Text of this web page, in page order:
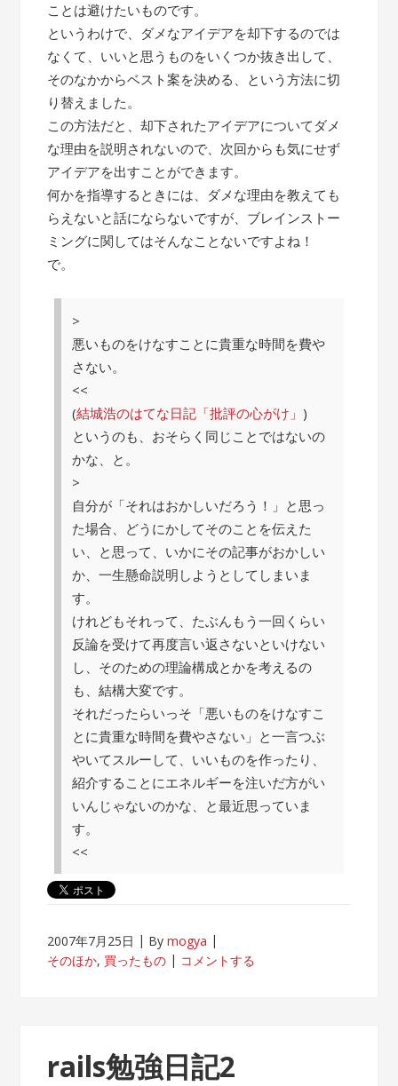
ことは避けたいものです。
というわけで、ダメなアイデアを却下するのでは
なくて、いいと思うものをいくつか抜き出して、
そのなかからベスト案を決める、という方法に切
り替えました。
この方法だと、却下されたアイデアについてダメ
な理由を説明されないので、次回からも気にせず
アイデアを出すことができます。
何かを指導するときには、ダメな理由を教えても
らえないと話にならないですが、ブレインストー
ミングに関してはそんなことないですよね！
で。
>
悪いものをけなすことに貴重な時間を費や
さない。
<<
(結城浩のはてな日記「批評の心がけ」 )
というのも、おそらく同じことではないの
かな、と。
>
自分が「それはおかしいだろう！」と思っ
た場合、どうにかしてそのことを伝えた
い、と思って、いかにその記事がおかしい
か、一生懸命説明しようとしてしまいま
す。
けれどもそれって、たぶんもう一回くらい
反論を受けて再度言い返さないといけない
し、そのための理論構成とかを考えるの
も、結構大変です。
それだったらいっそ「悪いものをけなすこ
とに貴重な時間を費やさない」と一言つぶ
やいてスルーして、いいものを作ったり、
紹介することにエネルギーを注いだ方がい
いんじゃないのかな、と最近思っていま
す。
<<
2007年7月25日 Bymogya
そのほか, 買ったもの コメントする
rails勉強日記2